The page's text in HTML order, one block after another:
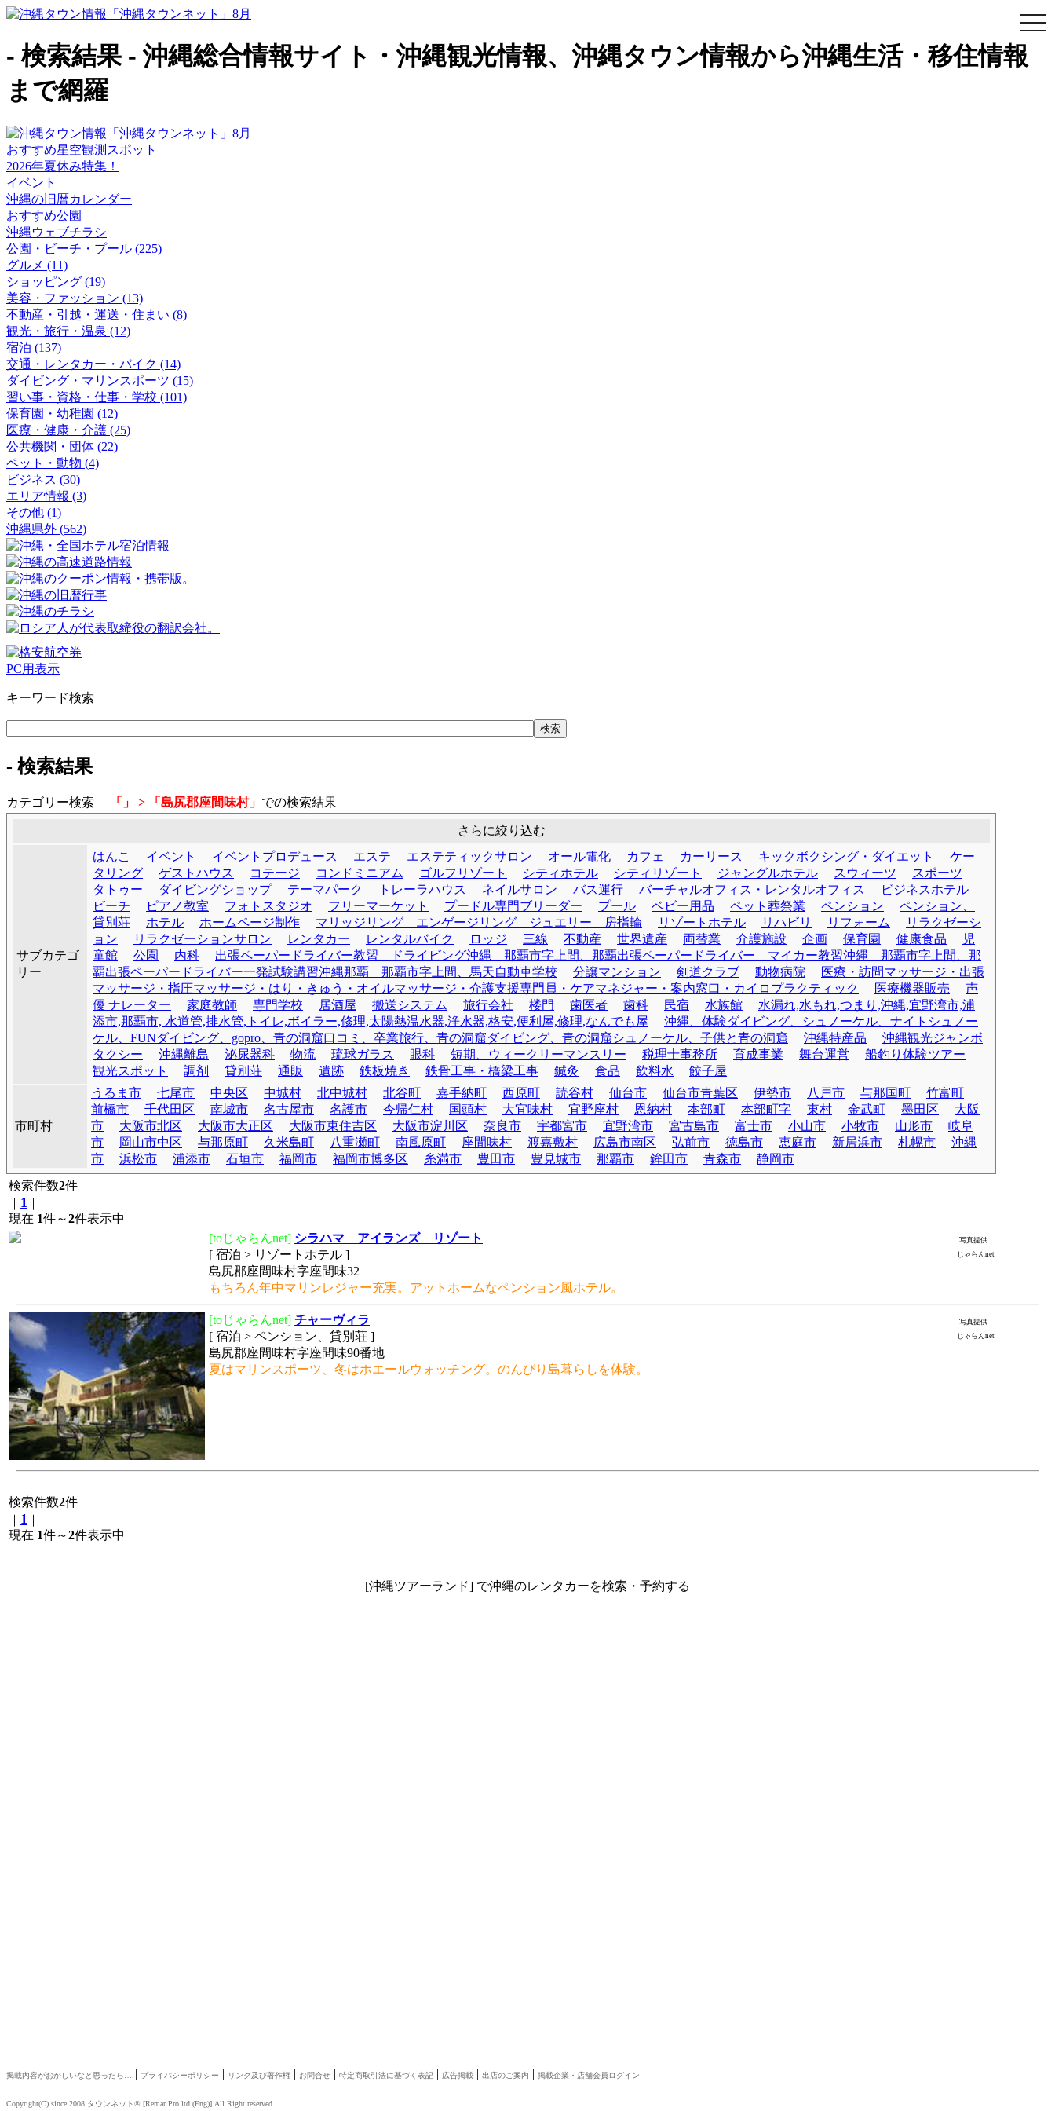
- 検索結果 - 沖縄総合情報サイト・沖縄観光情報、沖縄タウン情報から沖縄生活・移住情報
まで網羅
おすすめ星空観測スポット
2026年夏休み特集！
イベント
沖縄の旧暦カレンダー
おすすめ公園
沖縄ウェブチラシ
公園・ビーチ・プール (225)
グルメ (11)
ショッピング (19)
美容・ファッション (13)
不動産・引越・運送・住まい (8)
観光・旅行・温泉 (12)
宿泊 (137)
交通・レンタカー・バイク (14)
ダイビング・マリンスポーツ (15)
習い事・資格・仕事・学校 (101)
保育園・幼稚園 (12)
医療・健康・介護 (25)
公共機関・団体 (22)
ペット・動物 (4)
ビジネス (30)
エリア情報 (3)
その他 (1)
沖縄県外 (562)
PC用表示
キーワード検索
- 検索結果
カテゴリー検索 「」 > 「島尻郡座間味村」 での検索結果
さらに絞り込む
サブカテゴ
リー
はんこ イベント イベントプロデュース エステ エステティックサロン オール電化 カフェ カーリース キックボクシング・ダイエット
ケー
タリング
ゲストハウス コテージ コンドミニアム ゴルフリゾート シティホテル シティリゾート ジャングルホテル スウィーツ
スポーツ
タトゥー
ダイビングショップ テーマパーク トレーラハウス ネイルサロン バス運行 バーチャルオフィス・レンタルオフィス
ビジネスホテル
ビーチ
ピアノ教室 フォトスタジオ フリーマーケット プードル専門ブリーダー プール ベビー用品 ペット葬祭業 ペンション
ペンション、
貸別荘
ホテル ホームページ制作 マリッジリング エンゲージリング ジュエリー 房指輪 リゾートホテル リハビリ リフォーム
リラクゼーシ
ョン
リラクゼーションサロン レンタカー レンタルバイク ロッジ 三線 不動産 世界遺産 両替業 介護施設 企画 保育園 健康食品
児
童館
公園 内科
出張ペーパードライバー教習 ドライビング沖縄 那覇市字上間、那覇出張ペーパードライバー マイカー教習沖縄 那覇市字上間、那
覇出張ペーパードライバー一発試験講習沖縄那覇 那覇市字上間、馬天自動車学校
分譲マンション 剣道クラブ 動物病院
医療・訪問マッサージ・出張
マッサージ・指圧マッサージ・はり・きゅう・オイルマッサージ・介護支援専門員・ケアマネジャー・案内窓口・カイロプラクティック
医療機器販売
声
優 ナレーター
家庭教師 専門学校 居酒屋 搬送システム 旅行会社 楼門 歯医者 歯科 民宿 水族館
水漏れ,水もれ,つまり,沖縄,宜野湾市,浦
添市,那覇市, 水道管,排水管,トイレ,ボイラー,修理,太陽熱温水器,浄水器,格安,便利屋,修理,なんでも屋
沖縄、体験ダイビング、シュノーケル、ナイトシュノー
ケル、FUNダイビング、gopro、青の洞窟口コミ、卒業旅行、青の洞窟ダイビング、青の洞窟シュノーケル、子供と青の洞窟
沖縄特産品
沖縄観光ジャンボ
タクシー
沖縄離島 泌尿器科 物流 琉球ガラス 眼科 短期、ウィークリーマンスリー 税理士事務所 育成事業 舞台運営
船釣り体験ツアー
観光スポット
調剤 貸別荘 通販 遺跡 鉄板焼き 鉄骨工事・橋梁工事 鍼灸 食品 飲料水 餃子屋
市町村
うるま市 七尾市 中央区 中城村 北中城村 北谷町 嘉手納町 西原町 読谷村 仙台市 仙台市青葉区 伊勢市 八戸市 与那国町
竹富町
前橋市
千代田区 南城市 名古屋市 名護市 今帰仁村 国頭村 大宜味村 宜野座村 恩納村 本部町 本部町字 東村 金武町 墨田区
大阪
市
大阪市北区 大阪市大正区 大阪市東住吉区 大阪市淀川区 奈良市 宇都宮市 宜野湾市 宮古島市 富士市 小山市 小牧市 山形市
岐阜
市
岡山市中区 与那原町 久米島町 八重瀬町 南風原町 座間味村 渡嘉敷村 広島市南区 弘前市 徳島市 恵庭市 新居浜市 札幌市
沖縄
市
浜松市 浦添市 石垣市 福岡市 福岡市博多区 糸満市 豊田市 豊見城市 那覇市 鉾田市 青森市
静岡市
検索件数2件
1
現在 1件～2件表示中
[toじゃらんnet] シラハマ アイランズ リゾート
[ 宿泊 > リゾートホテル ]
島尻郡座間味村字座間味32
もちろん年中マリンレジャー充実。アットホームなペンション風ホテル。
写真提供：
じゃらんnet
[toじゃらんnet] チャーヴィラ
[ 宿泊 > ペンション、貸別荘 ]
島尻郡座間味村字座間味90番地
夏はマリンスポーツ、冬はホエールウォッチング。のんびり島暮らしを体験。
写真提供：
じゃらんnet
検索件数2件
1
現在 1件～2件表示中
[沖縄ツアーランド] で沖縄のレンタカーを検索・予約する
掲載内容がおかしいなと思ったら… | プライバシーポリシー | リンク及び著作権 | お問合せ | 特定商取引法に基づく表記 | 広告掲載 | 出店のご案内 | 掲載企業・店舗会員ログイン |
Copyright(C) since 2008 タウンネット® [Remar Pro ltd. (Eng)] All Right reserved.